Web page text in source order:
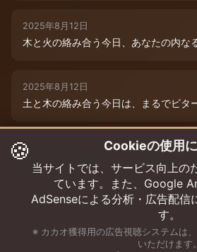
2025年8月12日
木と火の絡み合う今日、あなたの内な
2025年8月12日
土と木の絡み合う今日は、まるでビタ
2025年8月12日
今日は、水と木の微妙な絡み合いが運
🍪 Cookieの使用
当サイトでは、サービス向上の
ています。また、Google
AdSenseによる分析・広告配信
す。
※ カカオ獲得用の広告視聴システムは
いただけます。